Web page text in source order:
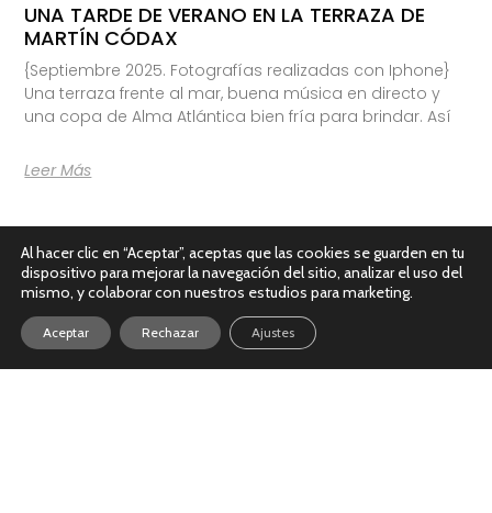
UNA TARDE DE VERANO EN LA TERRAZA DE
MARTÍN CÓDAX
{Septiembre 2025. Fotografías realizadas con Iphone}
Una terraza frente al mar, buena música en directo y
una copa de Alma Atlántica bien fría para brindar. Así
Leer Más
Al hacer clic en “Aceptar”, aceptas que las cookies se guarden en tu
dispositivo para mejorar la navegación del sitio, analizar el uso del
mismo, y colaborar con nuestros estudios para marketing.
Aceptar Rechazar Ajustes